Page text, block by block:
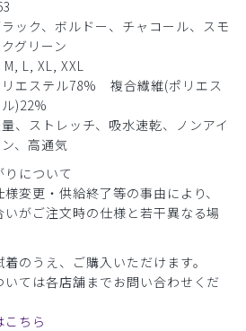
2026-05-11
170cm 体重:
伸びない
厚い
しました。一番良い色かもしれませ
ラブトップス・AIR TRICO/ボル
ラック、ボルドー、チャコール、スモ
グリーン
M, L, XL, XXL
リエステル78% 複合繊維(ポリエス
)22%
、ストレッチ、吸水速乾、ノンアイ
、高通気
について
変更・供給終了等の事由により、
がご注文時の仕様と若干異なる場
のうえ、ご購入いただけます。
ては各店舗までお問い合わせくだ
ちら